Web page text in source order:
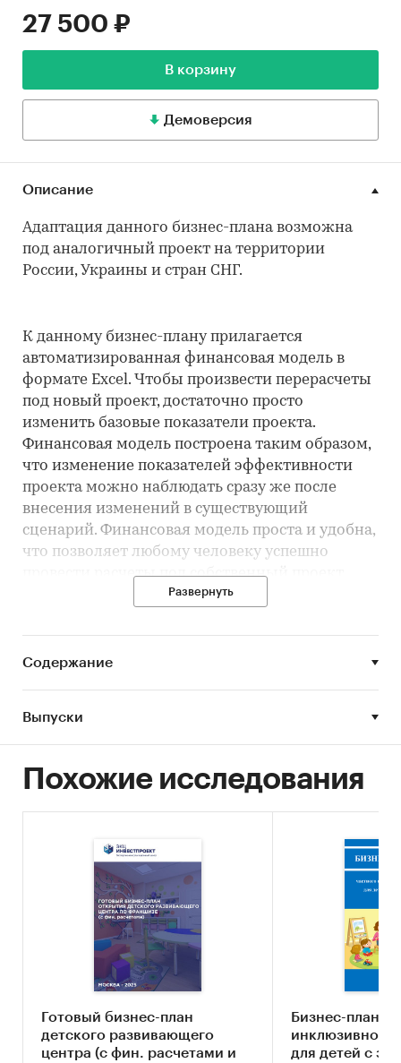
27 500 ₽
В корзину
Демоверсия
Описание
Адаптация данного бизнес-плана возможна
под аналогичный проект на территории
России, Украины и стран СНГ.
К данному бизнес-плану прилагается
автоматизированная финансовая модель в
формате Excel. Чтобы произвести перерасчеты
под новый проект, достаточно просто
изменить базовые показатели проекта.
Финансовая модель построена таким образом,
что изменение показателей эффективности
проекта можно наблюдать сразу же после
внесения изменений в существующий
сценарий. Финансовая модель проста и удобна,
что позволяет любому человеку успешно
провести расчеты под собственный проект.
Описание проекта
Суть и идея:открытие частного детского сада.
География проекта:
классификации
Демографический
г. Санкт-Петербург,
Василеостровский район
и прилегающие к нему
районы.
Возрастной
Молодые семьи, 25-35 лет,
возрасте от 1,5 до 7 лет.
Уровень доходов От 70 тыс. руб. на семью.
Развернуть
Содержание
Выпуски
Похожие исследования
Готовый бизнес-план
детского развивающего
центра (с фин. расчетами и
Бизнес-план
инклюзивного
для детей с